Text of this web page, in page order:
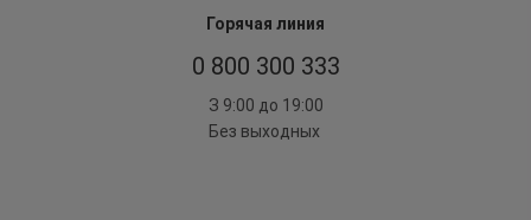
Горячая линия
0 800 300 333
З 9:00 до 19:00
Без выходных